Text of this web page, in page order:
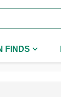
FINDS